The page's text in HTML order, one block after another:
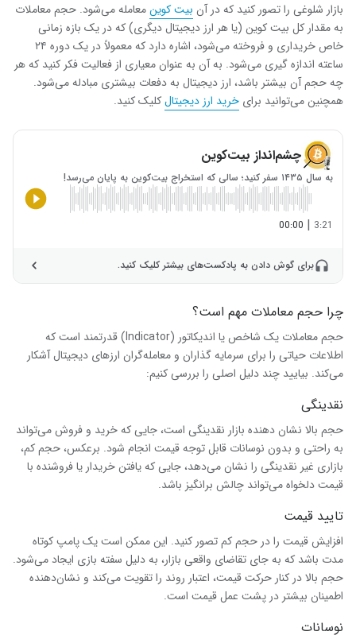
بازار شلوغی را تصور کنید که در آن بیت کوینمعامله می‌شود. حجم معاملات
به مقدار کل بیت کوین (یا هر ارز دیجیتال دیگری) که در یک بازه زمانی
خاص خریداری و فروخته می‌شود، اشاره دارد که معمولاً در یک دوره ۲۴
ساعته اندازه گیری می‌شود. به آن به عنوان معیاری از فعالیت فکر کنید که هر
چه حجم آن بیشتر باشد، ارز دیجیتال به دفعات بیشتری مبادله می‌شود.
همچنین می‌توانید برای خرید ارز دیجیتالکلیک کنید.
چشم‌انداز بیت‌کوین
به سال ۱۴۳۵ سفر کنید؛ سالی که استخراج بیت‌کوین به پایان می‌رسد!
3:21
|
00:00
برای گوش دادن به پادکست‌های بیشتر کلیک کنید.
چرا حجم معاملات مهم است؟
حجم معاملات یک شاخص یا اندیکاتور (Indicator) قدرتمند است که
اطلاعات حیاتی را برای سرمایه گذاران و معامله‌گران ارزهای دیجیتال آشکار
می‌کند. بیایید چند دلیل اصلی را بررسی کنیم:
نقدینگی
حجم بالا نشان دهنده بازار نقدینگی است، جایی که خرید و فروش می‌تواند
به راحتی و بدون نوسانات قابل توجه قیمت انجام شود. برعکس، حجم کم،
بازاری غیر نقدینگی را نشان می‌دهد، جایی که یافتن خریدار یا فروشنده با
قیمت دلخواه می‌تواند چالش برانگیز باشد.
تایید قیمت
افزایش قیمت را در حجم کم تصور کنید. این ممکن است یک پامپ کوتاه
مدت باشد که به جای تقاضای واقعی بازار، به دلیل سفته بازی ایجاد می‌شود.
حجم بالا در کنار حرکت قیمت، اعتبار روند را تقویت می‌کند و نشان‌دهنده
اطمینان بیشتر در پشت عمل قیمت است.
نوسانات